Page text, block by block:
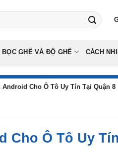
BỌC GHẾ VÀ ĐỘ GHẾ CÁCH
Cho Ô Tô Uy Tín Tại Quận 8
Cho Ô Tô Uy